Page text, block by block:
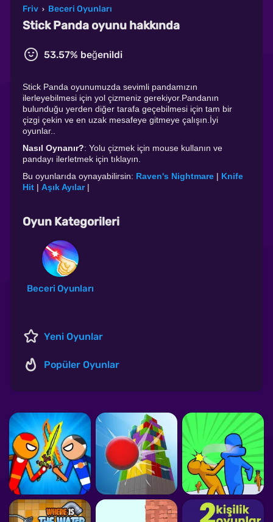
Friv › Beceri Oyunları
Stick Panda oyunu hakkında
53.57% beğenildi
Stick Panda oyunumuzda sevimli pandamızın
ilerleyebilmesi için yol çizmeniz gerekiyor.Pandanın
bulunduğu yerden diğer tarafa geçebilmesi için tam bir
çizgi çekin ve en uzak mesafeye gitmeye çalışın.İyi
oyunlar..
Nasıl Oynanır?: Yolu çizmek için mouse kullanın ve
pandayı ilerletmek için tıklayın.
Bu oyunlarıda oynayabilirsin: Raven's Nightmare | Knife
Hit | Aşık Ayılar|
Oyun Kategorileri
Beceri Oyunları
Yeni Oyunlar
Popüler Oyunlar